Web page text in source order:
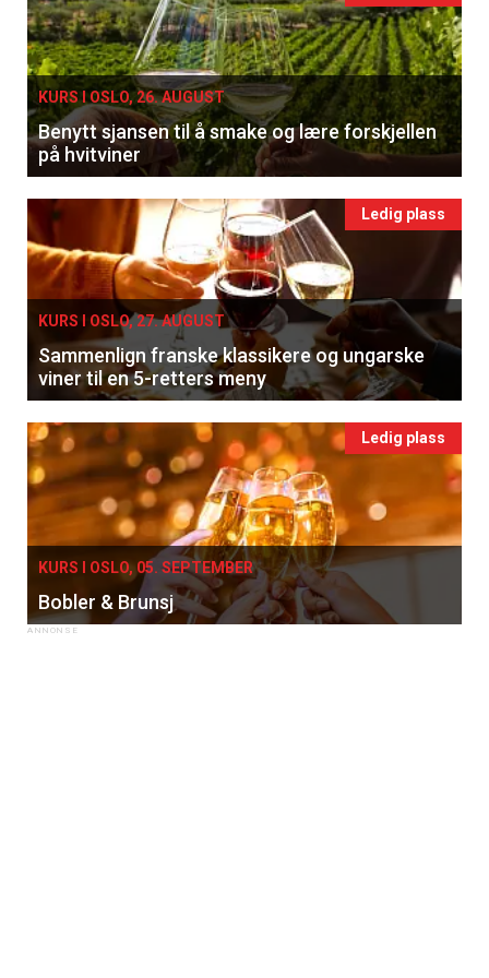
KURS I OSLO, 26. AUGUST
Benytt sjansen til å smake og lære forskjellen
på hvitviner
Ledig plass
KURS I OSLO, 27. AUGUST
Sammenlign franske klassikere og ungarske
viner til en 5-retters meny
Ledig plass
KURS I OSLO, 05. SEPTEMBER
Bobler & Brunsj